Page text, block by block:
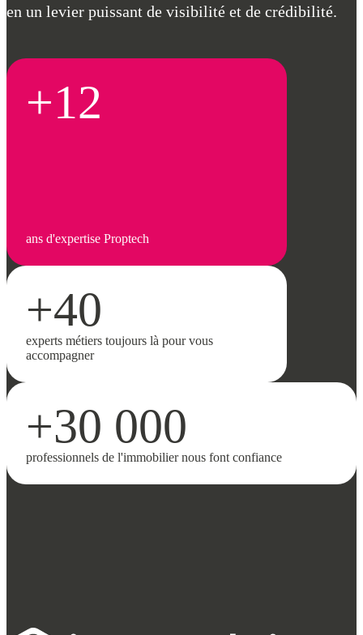
en un levier puissant de visibilité et de crédibilité.
+12
ans d'expertise Proptech
+40
experts métiers toujours là pour vous
accompagner
+30 000
professionnels de l'immobilier nous font confiance